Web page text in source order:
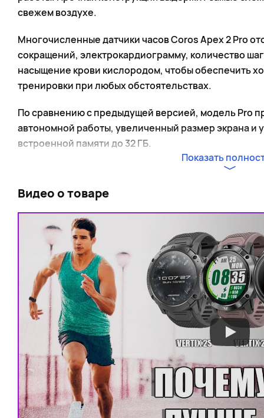
свежем воздухе.
Многочисленные датчики часов Coros Apex 2 Pro
сокращений, электрокардиограмму, количество
насыщение крови кислородом, чтобы обеспечить
тренировки при любых обстоятельствах.
По сравнению с предыдущей версией, модель Pro
автономной работы, увеличенный размер экрана и
встроенной памяти до 32 ГБ.
Для тех, кто любит путешествовать по маршрутам,
основными навигационными системами: GPS,
того, предварительно загруженные
доступны без необходимости подключения к сети.
заданного маршрута, часы уведомят вас об этом.
Coros Apex 2 Pro сохраняют свою
высокой температуре или под водой. Устройство
атмосфер, что соответствует глубине 50 метров,
50°C.
1.3-дюймовый дисплей обеспечивает удобный
царапинам сапфировым стеклом. Корпус Coros
сенсорного экрана и простое управление с
удобным в использовании даже в перчатках.
Показать
Видео о товаре